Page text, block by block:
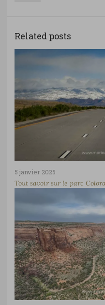
Related posts
5 janvier 2025
Tout savoir sur le parc